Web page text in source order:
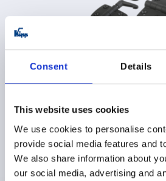
Consent Details
This website uses cookies
We use cookies to personalise
provide social media features and
We also share information about
our social media, advertising and
Charnières en thermoplastique
PDSF à partir de $12.05
hors TVA
K0440